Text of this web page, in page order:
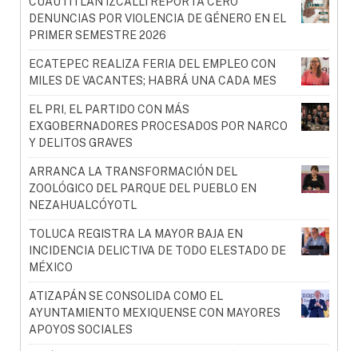
DENUNCIAS POR VIOLENCIA DE GÉNERO EN EL
PRIMER SEMESTRE 2026
ECATEPEC REALIZA FERIA DEL EMPLEO CON
MILES DE VACANTES; HABRÁ UNA CADA MES
EL PRI, EL PARTIDO CON MÁS
EXGOBERNADORES PROCESADOS POR NARCO
Y DELITOS GRAVES
ARRANCA LA TRANSFORMACIÓN DEL
ZOOLÓGICO DEL PARQUE DEL PUEBLO EN
NEZAHUALCÓYOTL
TOLUCA REGISTRA LA MAYOR BAJA EN
INCIDENCIA DELICTIVA DE TODO ELESTADO DE
MÉXICO
ATIZAPÁN SE CONSOLIDA COMO EL
AYUNTAMIENTO MEXIQUENSE CON MAYORES
APOYOS SOCIALES